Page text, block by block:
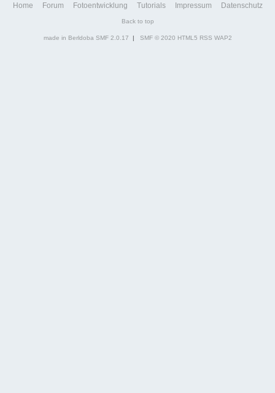
Home Forum Fotoentwicklung Tutorials Impressum Datenschutz
Back to top
made in Berldoba SMF 2.0.17 | SMF © 2020 HTML5 RSS WAP2